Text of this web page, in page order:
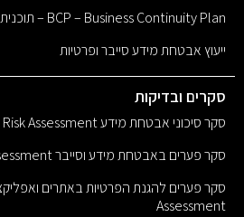
BCP – Business Continuity Plan – תוכנית המשכיות עסקית
ייעוץ אבטחת מידע סייבר ופרטיות
סקרים ובדיקות
סקר סיכוני אבטחת מידע Security Risk Assessment
סקר פערים באבטחת מידע וסייבר Security GAP Assessment
Assessment